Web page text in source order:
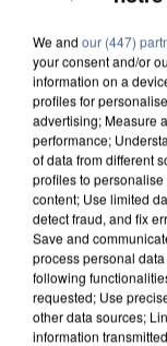
We and our (447)
your consent and/or
information on a
profiles for
advertising; Measure
performance;
of data from different
profiles to
content; Use limited
detect fraud, and fix
Save and
process personal
following
requested; Use
other data sources;
information